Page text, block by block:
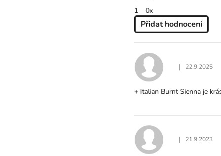
1
0x
Přidat hodnocení
P
I
S
O
N
O
C
E
Hodnocení
| 22.9.2025
+ Italian Burnt Sienna je
Hodnocení
| 21.9.2023